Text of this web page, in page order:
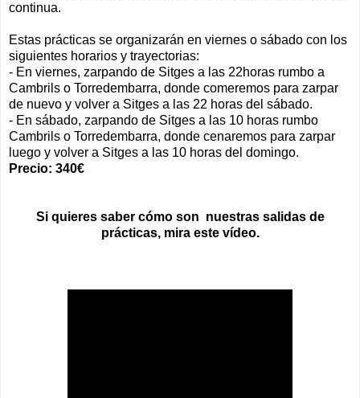
continua.
Estas prácticas se organizarán en viernes o sábado con los
siguientes horarios y trayectorias:
- En viernes, zarpando de Sitges a las 22horas rumbo a
Cambrils o Torredembarra, donde comeremos para zarpar
de nuevo y volver a Sitges a las 22 horas del sábado.
- En sábado, zarpando de Sitges a las 10 horas rumbo
Cambrils o Torredembarra, donde cenaremos para zarpar
luego y volver a Sitges a las 10 horas del domingo.
Precio: 340€
Si quieres saber cómo son nuestras salidas de
prácticas, mira este vídeo.